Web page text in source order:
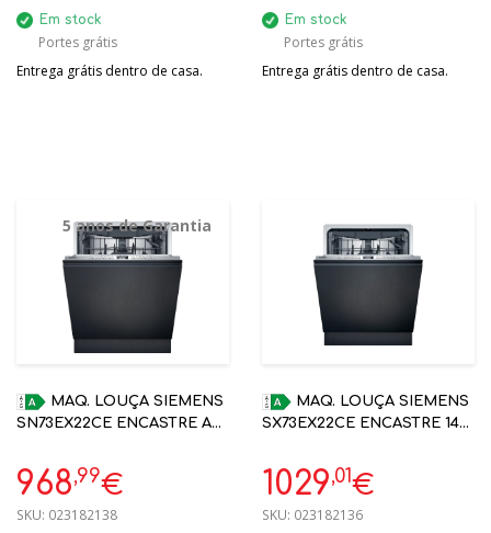
Em stock
Portes grátis
Entrega grátis dentro de casa.
Em stock
Portes grátis
Entrega grátis dentro de casa.
5 anos de Garantia
SN73EX22CE ENCASTRE A
GARANTIA
968,99€
SKU: 023182138
SX73EX22CE ENCASTRE 14
CONNECT VARIOHINGE
86,5 A
1029,01€
SKU: 023182136